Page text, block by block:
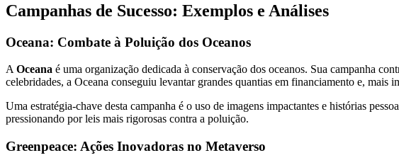
Campanhas de Sucesso: Exemplos e Análises
Oceana: Combate à Poluição dos Oceanos
AOceana é uma organização dedicada à conservação dos oceanos. Sua campanha
celebridades, a Oceana conseguiu levantar grandes quantias em financiamento e,
Uma estratégia-chave desta campanha é o uso de imagens impactantes e histórias
pressionando por leis mais rigorosas contra a poluição.
Greenpeace: Ações Inovadoras no Metaverso